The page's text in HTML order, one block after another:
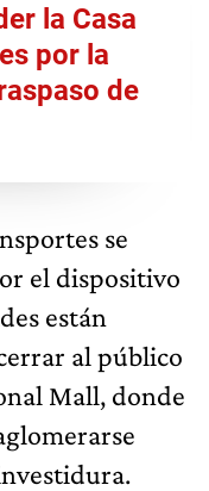
la Casa
por la
de
se
el dispositivo
están
al público
Mall, donde